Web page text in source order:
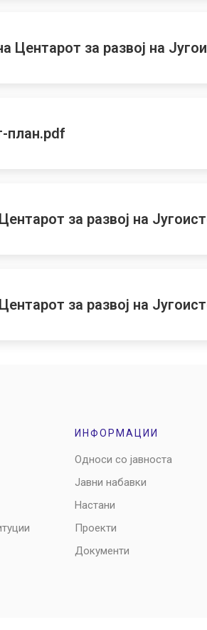
Центарот за развој на
план.pdf
за развој на
за развој на
ИНФОРМАЦИИ
Односи со јавноста
Јавни набавки
Настани
Проекти
Документи